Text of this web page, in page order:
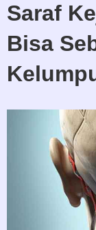
Saraf
Bisa